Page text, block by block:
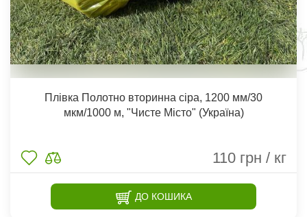
Плівка Полотно вторинна сіра, 1200 мм/30
мкм/1000 м, "Чисте Місто" (Україна)
110 грн / кг
ДО КОШИКА